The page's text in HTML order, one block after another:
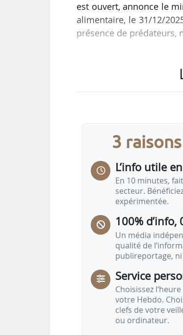
est ouvert, annonce le
alimentaire, le 31/12/
présence de prédateurs,
de caprins soumis à
À partir de cette année,
3
L’info utile
En 10 minutes,
secteur.
expérimentée.
100% d’info,
Un média
qualité de
publireportage,
Service
Choisissez
votre Hebdo.
clefs de votre
ou ordinateur.